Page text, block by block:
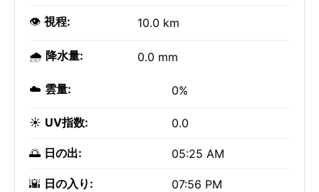
👁️ 視程: 10.0 km
🌧️ 降水量: 0.0 mm
☁️ 雲量: 0%
☀️ UV指数: 0.0
🌅 日の出: 05:25 AM
🌇 日の入り: 07:56 PM